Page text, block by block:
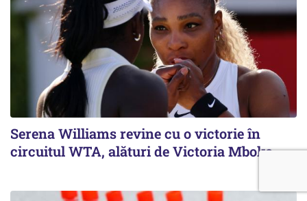
Serena Williams revine cu o victorie în
circuitul WTA, alături de Victoria Mboko